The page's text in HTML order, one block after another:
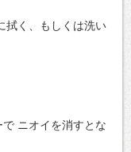
拭く、もしくは洗い
で ニオイを消すとな